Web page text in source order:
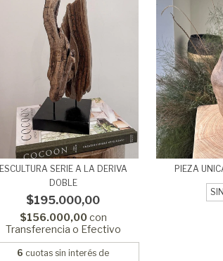
ESCULTURA SERIE A LA DERIVA
DOBLE
$195.000,00
$156.000,00con
Transferencia o Efectivo
6 cuotas sin interés de
PIEZA